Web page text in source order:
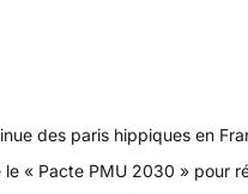
des paris hippiques en
le « Pacte PMU 2030 » pour